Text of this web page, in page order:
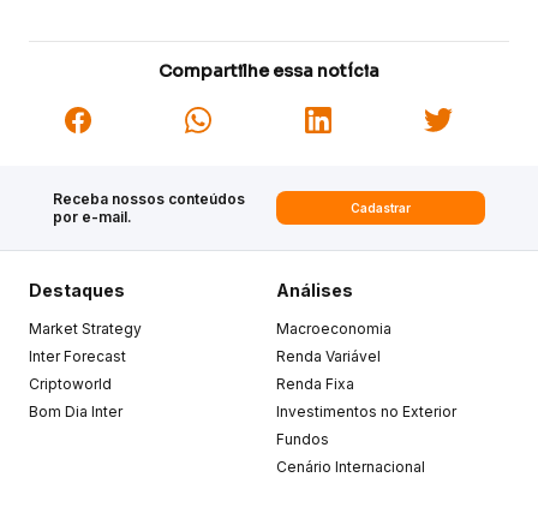
Compartilhe essa notícia
Receba nossos conteúdos
por e-mail.
Cadastrar
Destaques
Market Strategy
Inter Forecast
Criptoworld
Bom Dia Inter
Análises
Macroeconomia
Renda Variável
Renda Fixa
Investimentos no Exterior
Fundos
Cenário Internacional